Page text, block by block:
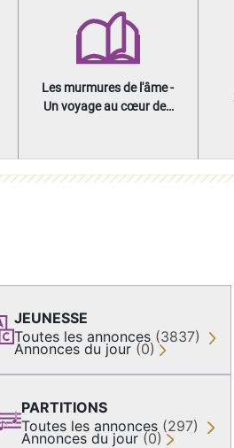
Les murmures de l'âme -
Un voyage au cœur des
JEUNESSE
Toutes les annonces (3837)
Annonces du jour (0)
PARTITIONS
Toutes les annonces (297)
Annonces du jour (0)